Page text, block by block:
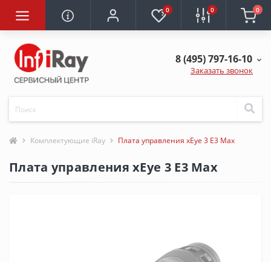
0 0 0
8 (495) 797-16-10
Заказать звонок
Комплектующие iRay Плата управления xEye 3 E3 Max
Плата управления xEye 3 E3 Max